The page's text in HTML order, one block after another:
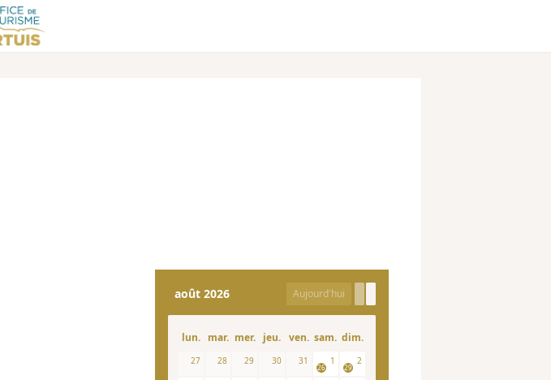
août 2026 Aujourd'hui
lun. mar. mer. jeu. ven. sam. dim.
27 28 29 30 31 1
26
2
29